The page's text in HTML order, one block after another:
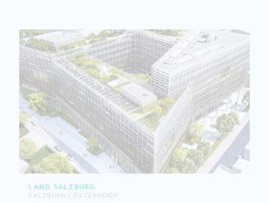
LAND SALZBURG
SALZBURG | ÖSTERREICH